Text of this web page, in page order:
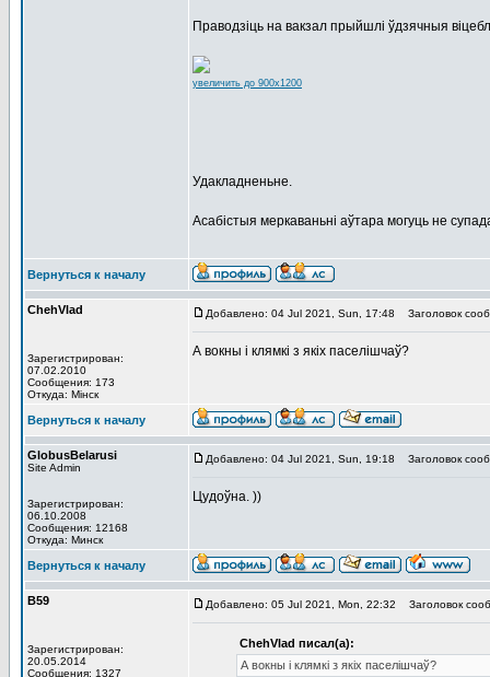
Праводзіць на вакзал прыйшлі ўдзячныя
увеличить до 900x1200
Удакладненьне.
Асабістыя меркаваньні аўтара могуць не
Вернуться к началу
ChehVlad
Зарегистрирован:
07.02.2010
Сообщения: 173
Откуда: Мінск
Добавлено: 04 Jul 2021, Sun, 17:48 Заголовок
А вокны і клямкі з якіх паселішчаў?
Вернуться к началу
GlobusBelarusi
Site Admin
Зарегистрирован:
06.10.2008
Сообщения: 12168
Откуда: Минск
Добавлено: 04 Jul 2021, Sun, 19:18 Заголовок
Цудоўна. ))
Вернуться к началу
В59
Зарегистрирован:
20.05.2014
Сообщения: 1327
Добавлено: 05 Jul 2021, Mon, 22:32 Заголовок
ChehVlad писал(а):
А вокны і клямкі з якіх паселішчаў?